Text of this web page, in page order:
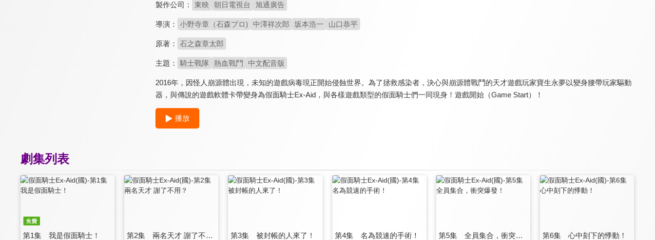
全 25 集
製作公司： 東映 朝日電視台 旭通廣告
導演： 小野寺章（石森プロ) 中澤祥次郎 坂本浩一 山口恭平
原著： 石之森章太郎
主題： 騎士戰隊 熱血戰鬥 中文配音版
2016年，因怪人崩源體出現，未知的遊戲病毒現正開始侵蝕世界。為了拯救感染者，決心與崩源體戰鬥的天才遊戲玩家寶生永夢以變身腰帶玩家驅動
器，與傳說的遊戲軟體卡帶變身為假面騎士Ex-Aid，與各樣遊戲類型的假面騎士們一同現身！遊戲開始（Game Start）！
播放
劇集列表
第1集 我是假面騎士！ 第2集 兩名天才 謝了不用？ 第3集 被封帳的人來了！ 第4集 名為競速的手術！ 第5集 全員集合，衝突爆發！ 第6集 心中刻下的悸動！